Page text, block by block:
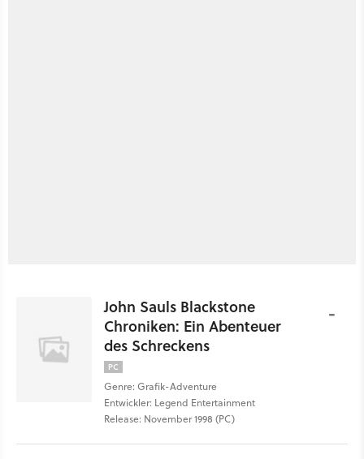
John Sauls Blackstone
Chroniken: Ein Abenteuer
des Schreckens
PC
Genre: Grafik-Adventure
Entwickler: Legend Entertainment
Release: November 1998 (PC)
-